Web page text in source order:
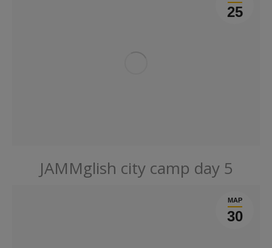
25
JAMMglish city camp day 5
МАР
30